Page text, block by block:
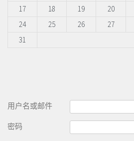
17
18 19 20
24
25 26 27
31
用户名或邮件
密码